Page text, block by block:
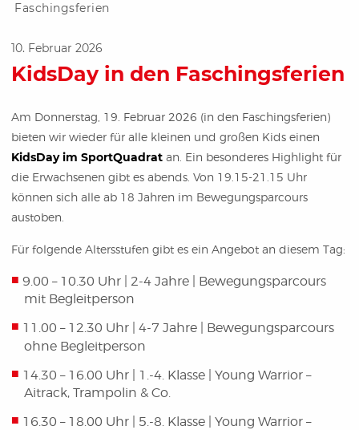
Faschingsferien
10. Februar 2026
KidsDay in den Faschingsferien
Am Donnerstag, 19. Februar 2026 (in den Faschingsferien)
bieten wir wieder für alle kleinen und großen Kids einen
KidsDay im SportQuadrat an. Ein besonderes Highlight für
die Erwachsenen gibt es abends. Von 19.15-21.15 Uhr
können sich alle ab 18 Jahren im Bewegungsparcours
austoben.
Für folgende Altersstufen gibt es ein Angebot an diesem Tag:
9.00 – 10.30 Uhr | 2-4 Jahre | Bewegungsparcours
mit Begleitperson
11.00 – 12.30 Uhr | 4-7 Jahre | Bewegungsparcours
ohne Begleitperson
14.30 – 16.00 Uhr | 1.-4. Klasse | Young Warrior –
Aitrack, Trampolin & Co.
16.30 – 18.00 Uhr | 5.-8. Klasse | Young Warrior –